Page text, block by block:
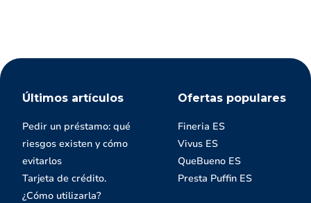
Últimos artículos
Pedir un préstamo: qué
riesgos existen y cómo
evitarlos
Tarjeta de crédito.
¿Cómo utilizarla?
Ofertas populares
Fineria ES
Vivus ES
QueBueno ES
Presta Puffin ES